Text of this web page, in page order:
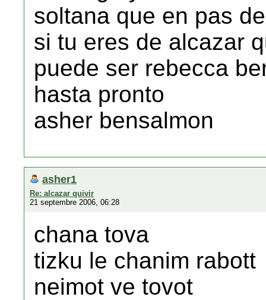
soltana que en pas
si tu eres de alcazar
puede ser rebecca
hasta pronto
asher bensalmon
asher1
Re: alcazar quivir
21 septembre 2006, 06:28
chana tova
tizku le chanim rabott
neimot ve tovot